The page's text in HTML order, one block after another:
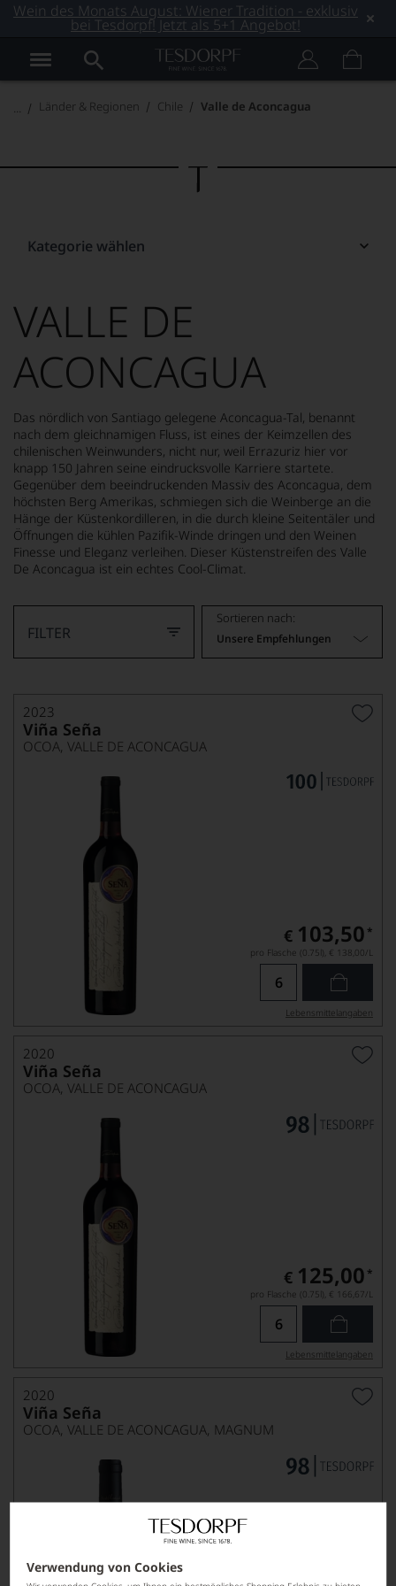
Verwendung von Cookies
Wein des Monats August: Wiener Tradition - exklusiv
bei Tesdorpf! Jetzt als 5+1 Angebot!
Länder & Regionen Chile Valle de Aconcagua
Kategorie wählen
VALLE DE
ACONCAGUA
Das nördlich von Santiago gelegene Aconcagua-Tal, benannt
nach dem gleichnamigen Fluss, ist eines der Keimzellen des
chilenischen Weinwunders, nicht nur, weil Errazuriz hier vor
knapp 150 Jahren seine eindrucksvolle Karriere startete.
Gegenüber dem beeindruckenden Massiv des Aconcagua, dem
höchsten Berg Amerikas, schmiegen sich die Weinberge an die
Hänge der Küstenkordilleren, in die durch kleine Seitentäler und
Öffnungen die kühlen Pazifik-Winde dringen und den Weinen
Finesse und Eleganz verleihen. Dieser Küstenstreifen des Valle
De Aconcagua ist ein echtes Cool-Climat.
FILTER
Sortieren nach:
Unsere Empfehlungen
2023
Viña Seña
OCOA, VALLE DE ACONCAGUA
€ 103,50 *
pro Flasche (0.75l), € 138,00/L
Lebensmittel­angaben
2020
Viña Seña
OCOA, VALLE DE ACONCAGUA
€ 125,00 *
pro Flasche (0.75l), € 166,67/L
Lebensmittel­angaben
2020
Viña Seña
OCOA, VALLE DE ACONCAGUA, MAGNUM